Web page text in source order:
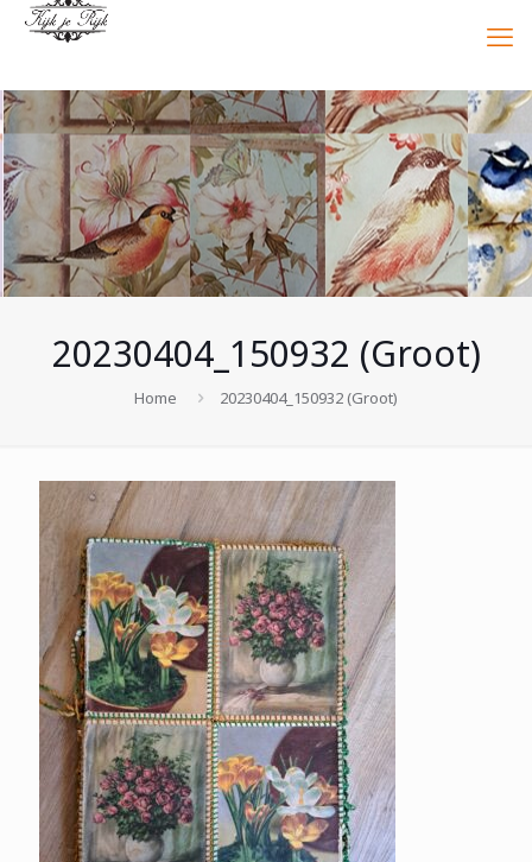
20230404_150932 (Groot)
Home 20230404_150932 (Groot)